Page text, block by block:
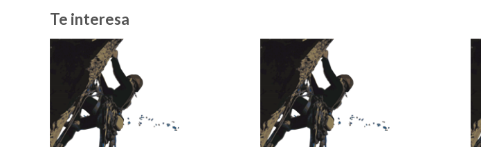
Te interesa